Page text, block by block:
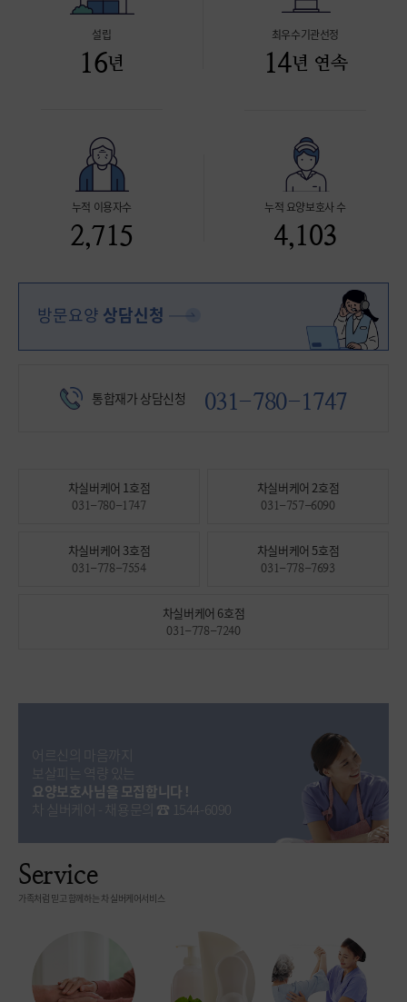
설립
16년
최우수기관선정
14년 연속
누적 이용자수
2,715
누적 요양보호사 수
4,103
방문요양 상담신청
통합재가 상담신청 031-780-1747
차실버케어 1호점
031-780-1747
차실버케어 2호점
031-757-6090
차실버케어 3호점
031-778-7554
차실버케어 5호점
031-778-7693
차실버케어 6호점
031-778-7240
어르신의 마음까지
보살피는 역량 있는
요양보호사님을 모집합니다 !
차 실버케어 - 채용문의 ☎ 1544-6090
Service
가족처럼 믿고 함께하는 차 실버케어서비스